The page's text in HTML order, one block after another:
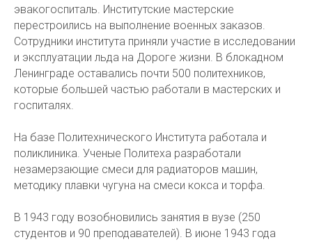
эвакогоспиталь. Институтские мастерские
перестроились на выполнение военных заказов.
Сотрудники института приняли участие в исследовании
и эксплуатации льда на Дороге жизни. В блокадном
Ленинграде оставались почти 500 политехников,
которые большей частью работали в мастерских и
госпиталях.
На базе Политехнического Института работала и
поликлиника. Ученые Политеха разработали
незамерзающие смеси для радиаторов машин,
методику плавки чугуна на смеси кокса и торфа.
В 1943 году возобновились занятия в вузе (250
студентов и 90 преподавателей). В июне 1943 года